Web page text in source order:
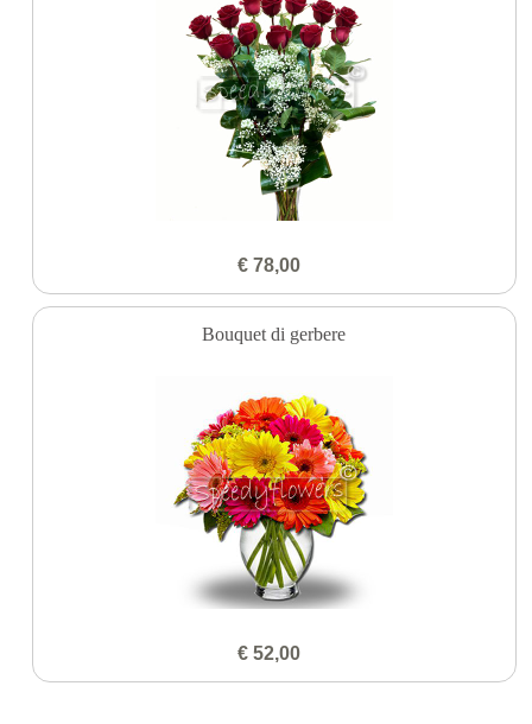
€ 78,00
Bouquet di gerbere
€ 52,00